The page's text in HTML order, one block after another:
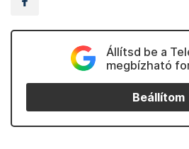
Állítsd be a
megbízható
Beállítom